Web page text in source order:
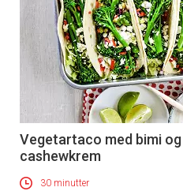
Vegetartaco med bimi og
cashewkrem
30 minutter